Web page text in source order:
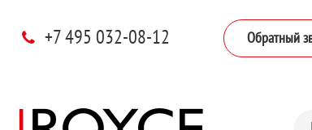
+7 495 032-08-12 Обратный